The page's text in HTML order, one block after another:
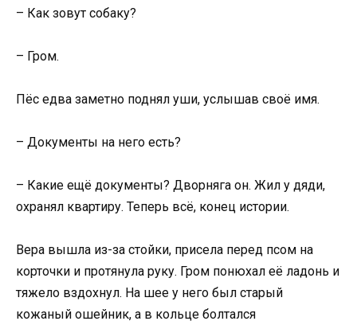
– Как зовут собаку?
– Гром.
Пёс едва заметно поднял уши, услышав своё имя.
– Документы на него есть?
– Какие ещё документы? Дворняга он. Жил у дяди,
охранял квартиру. Теперь всё, конец истории.
Вера вышла из-за стойки, присела перед псом на
корточки и протянула руку. Гром понюхал её ладонь и
тяжело вздохнул. На шее у него был старый
кожаный ошейник, а в кольце болтался